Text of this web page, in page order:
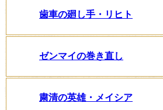
歯車の廻し手・リヒト
ゼンマイの巻き直し
粛清の英雄・メイシア